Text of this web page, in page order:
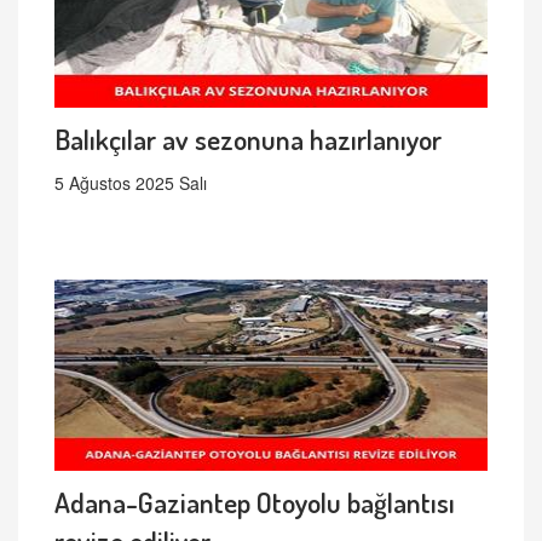
Balıkçılar av sezonuna hazırlanıyor
5 Ağustos 2025 Salı
Adana-Gaziantep Otoyolu bağlantısı